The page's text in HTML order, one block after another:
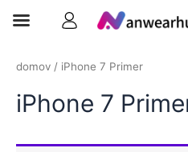
domov / iPhone 7 Primer
iPhone 7